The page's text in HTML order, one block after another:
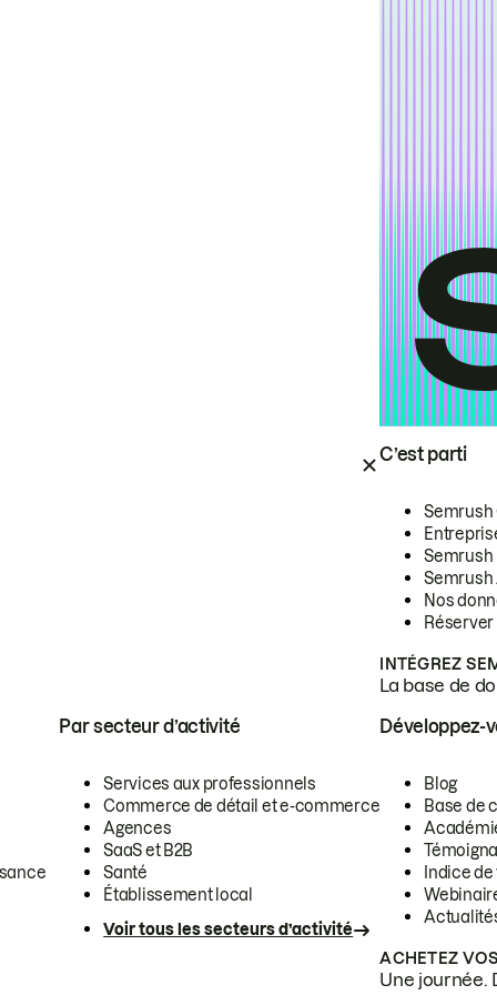
C’est parti
Semrush
Semrush
Semrush
Nos
INTÉGREZ
La base de
Par secteur d’activité
Services aux professionnels
Commerce de détail et e-commerce
Agences
SaaS et B2B
Santé
Établissement local
Voir tous les secteurs d’activité
Développez-
Blog
Base de
Indice
ACHETEZ
Une journée.